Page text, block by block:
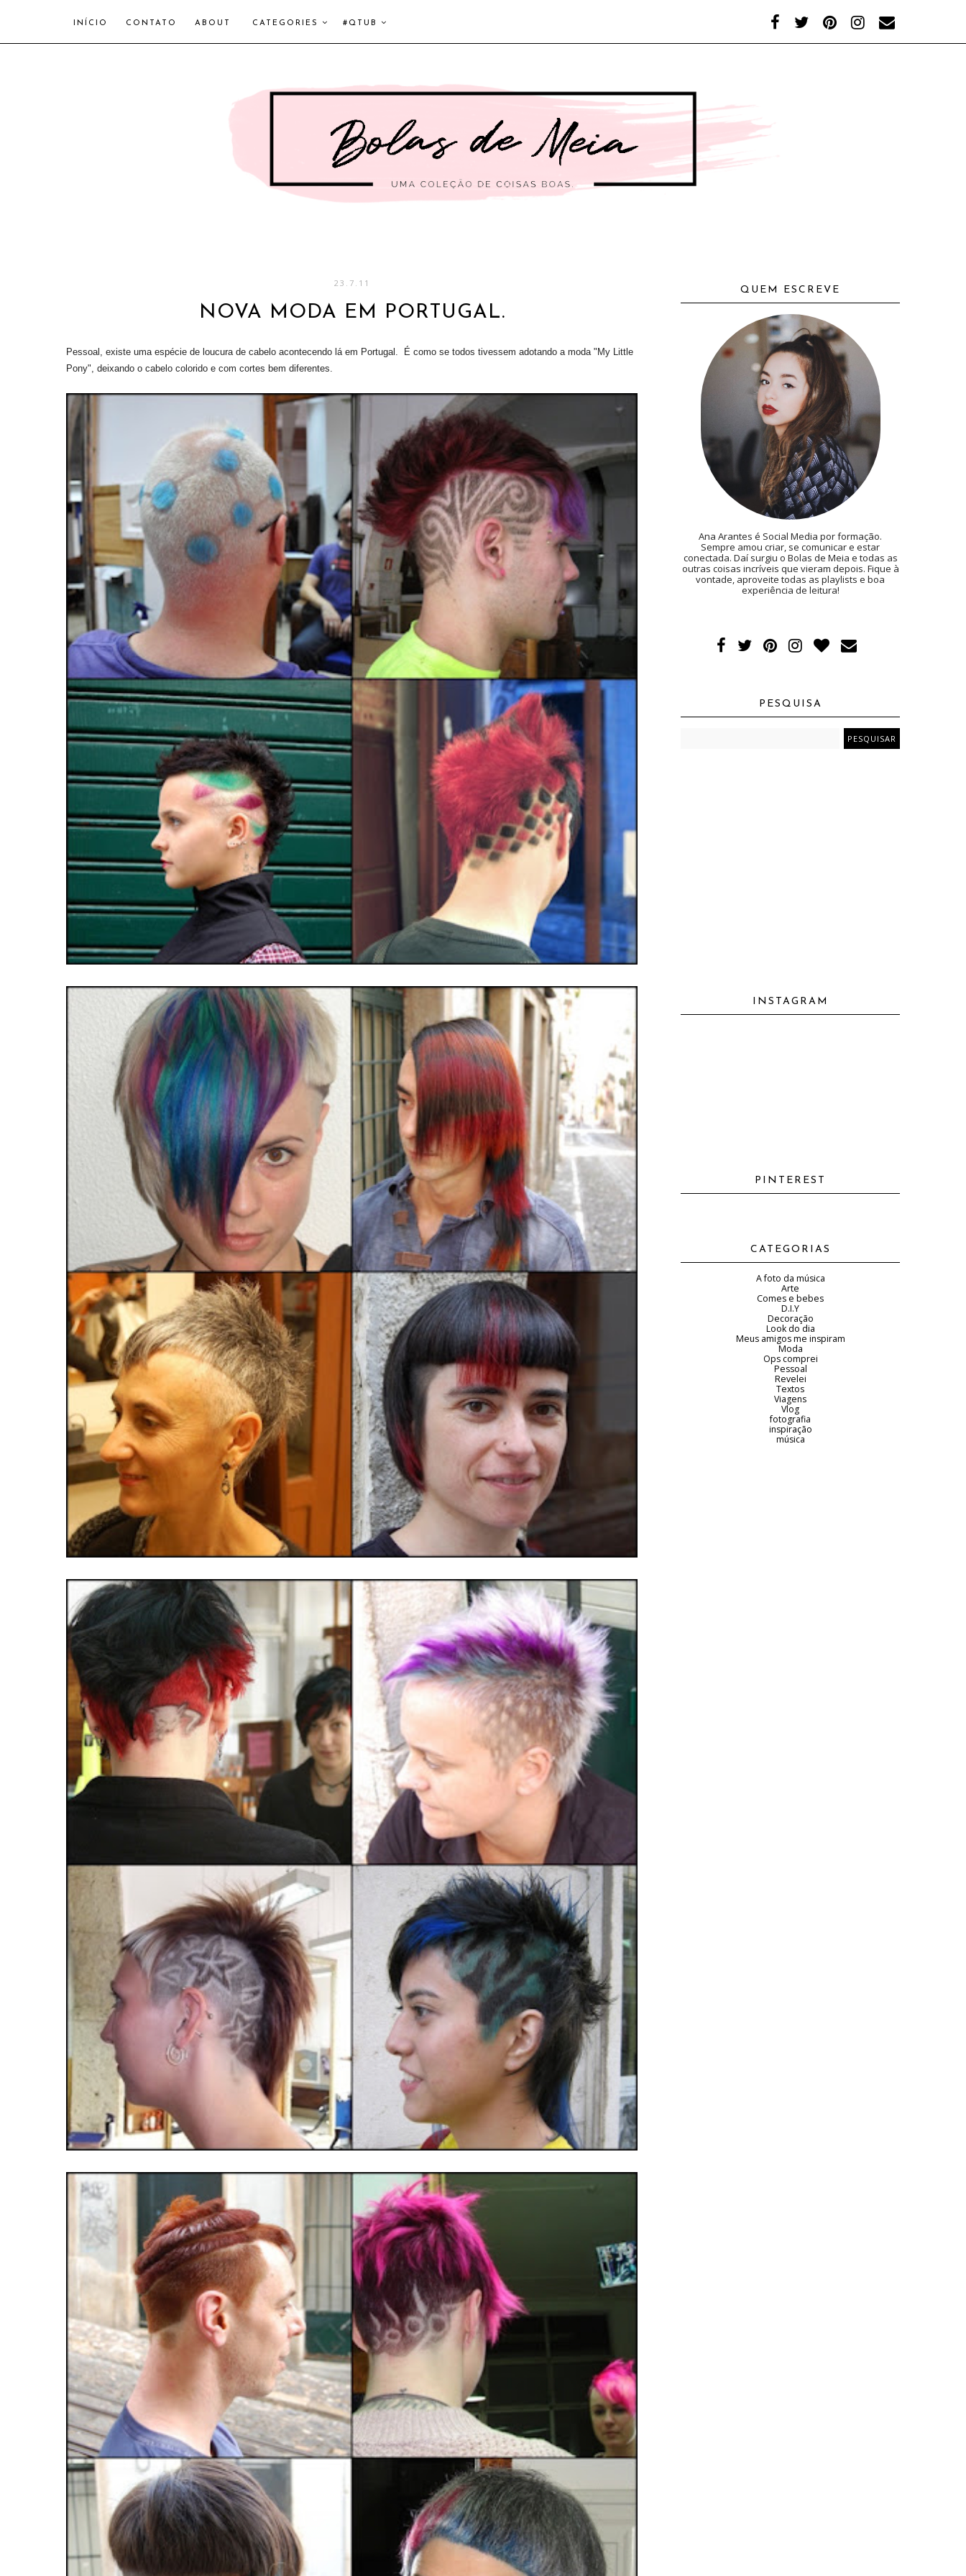
INÍCIO CONTATO ABOUT CATEGORIES #QTUB
23.7.11
NOVA MODA EM PORTUGAL.
Pessoal, existe uma espécie de loucura de cabelo acontecendo lá em Portugal É como se todos tivessem adotando a moda "My Little
Pony", deixando o cabelo colorido e com cortes bem diferentes.
QUEM ESCREVE
Ana Arantes é Social Media por formação.
Sempre amou criar, se comunicar e estar
conectada. Daí surgiu o Bolas de Meia e todas as
outras coisas incríveis que vieram depois. Fique à
vontade, aproveite todas as playlists e boa
experiência de leitura!
PESQUISA
INSTAGRAM
PINTEREST
CATEGORIAS
A foto da música
Arte
Comes e bebes
D.I.Y
Decoração
Look do dia
Meus amigos me inspiram
Moda
Ops comprei
Pessoal
Revelei
Textos
Viagens
Vlog
fotografia
inspiração
música